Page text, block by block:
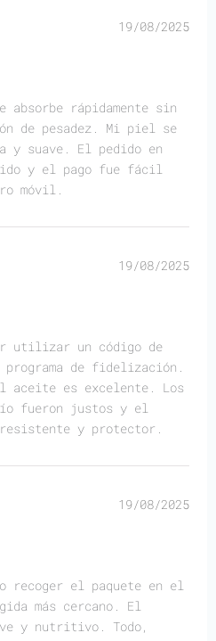
19/08/2025
absorbe rápidamente sin
de pesadez. Mi piel se
y suave. El pedido en
y el pago fue fácil
móvil.
19/08/2025
utilizar un código de
programa de fidelización.
aceite es excelente. Los
fueron justos y el
y protector.
19/08/2025
recoger el paquete en el
más cercano. El
y nutritivo. Todo,